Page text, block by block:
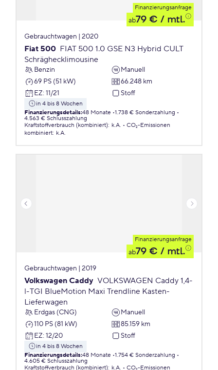
Finanzierungsanfrage
ab79 € / mtl.
Gebrauchtwagen | 2020
Fiat 500 FIAT 500 1.0 GSE N3 Hybrid CULT
Schräghecklimousine
Benzin
Manuell
69 PS (51 kW)
66.248 km
EZ: 11/21 Stoff
in 4 bis 8 Wochen
Finanzierungsdetails:48 Monate 1.738 € Sonderzahlung
4.563 € Schlusszahlung
Kraftstoffverbrauch (kombiniert): k.A.
CO₂-Emissionen
kombiniert: k.A.
Finanzierungsanfrage
ab79 € / mtl.
Gebrauchtwagen | 2019
Volkswagen Caddy VOLKSWAGEN Caddy 1,4-
l-TGI BlueMotion Maxi Trendline Kasten-
Lieferwagen
Erdgas (CNG)
Manuell
110 PS (81 kW)
85.159 km
EZ: 12/20 Stoff
in 4 bis 8 Wochen
Finanzierungsdetails:48 Monate 1.754 € Sonderzahlung
4.605 € Schlusszahlung
Kraftstoffverbrauch (kombiniert): k.A.
CO₂-Emissionen